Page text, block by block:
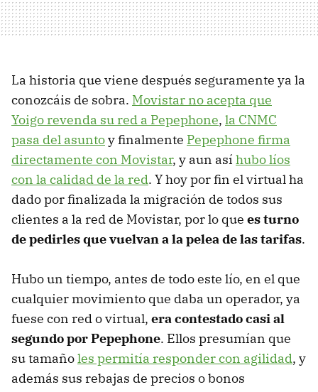
La historia que viene después seguramente ya la
conozcáis de sobra. Movistar no acepta que
Yoigo revenda su red a Pepephone, la CNMC
pasa del asuntoy finalmente Pepephone firma
directamente con Movistar, y aun así hubo líos
con la calidad de la red. Y hoy por fin el virtual ha
dado por finalizada la migración de todos sus
clientes a la red de Movistar, por lo que es turno
de pedirles que vuelvan a la pelea de las tarifas.
Hubo un tiempo, antes de todo este lío, en el que
cualquier movimiento que daba un operador, ya
fuese con red o virtual, era contestado casi al
segundo por Pepephone. Ellos presumían que
su tamañoles permitía responder con agilidad, y
además sus rebajas de precios o bonos